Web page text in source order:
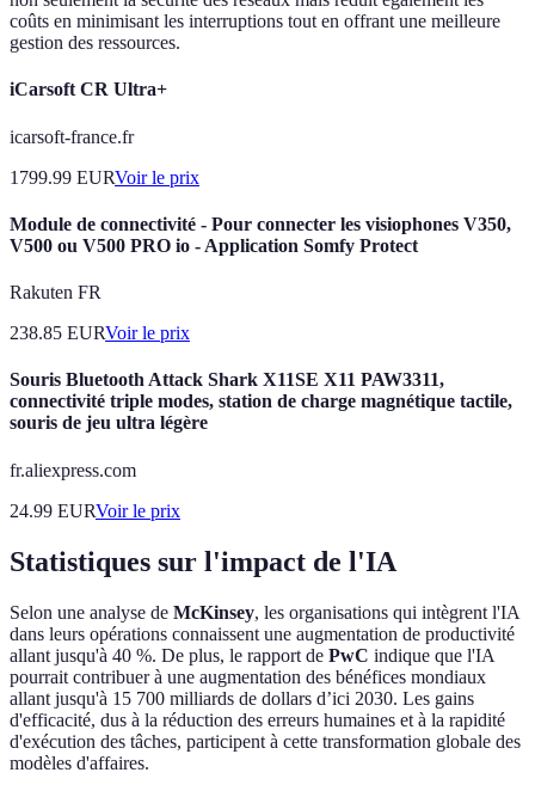
coûts en minimisant les interruptions tout en offrant une meilleure
gestion des ressources.
iCarsoft CR Ultra+
icarsoft-france.fr
1799.99 EURVoir le prix
Module de connectivité - Pour connecter les visiophones V350,
V500 ou V500 PRO io - Application Somfy Protect
Rakuten FR
238.85 EURVoir le prix
Souris Bluetooth Attack Shark X11SE X11 PAW3311,
connectivité triple modes, station de charge magnétique tactile,
souris de jeu ultra légère
fr.aliexpress.com
24.99 EURVoir le prix
Statistiques sur l'impact de l'IA
Selon une analyse de McKinsey, les organisations qui intègrent l'IA
dans leurs opérations connaissent une augmentation de productivité
allant jusqu'à 40 %. De plus, le rapport de PwC indique que l'IA
pourrait contribuer à une augmentation des bénéfices mondiaux
allant jusqu'à 15 700 milliards de dollars d’ici 2030. Les gains
d'efficacité, dus à la réduction des erreurs humaines et à la rapidité
d'exécution des tâches, participent à cette transformation globale des
modèles d'affaires.